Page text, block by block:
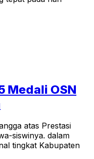
Medali OSN
atas Prestasi
siswinya. dalam
tingkat Kabupaten